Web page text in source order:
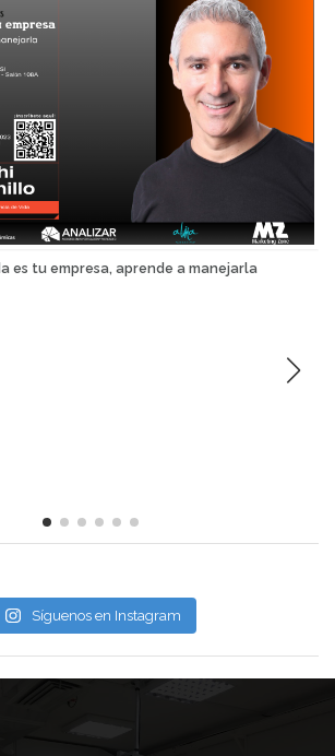
es tu empresa, aprende a manejarla
Síguenos en Instagram